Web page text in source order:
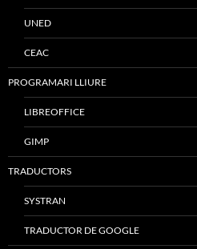
UNED
CEAC
PROGRAMARI LLIURE
LIBREOFFICE
GIMP
TRADUCTORS
SYSTRAN
TRADUCTOR DE GOOGLE